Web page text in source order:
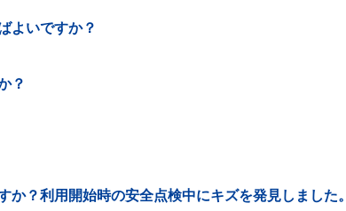
よいですか？
？
？利用開始時の安全点検中にキズを発見しました。